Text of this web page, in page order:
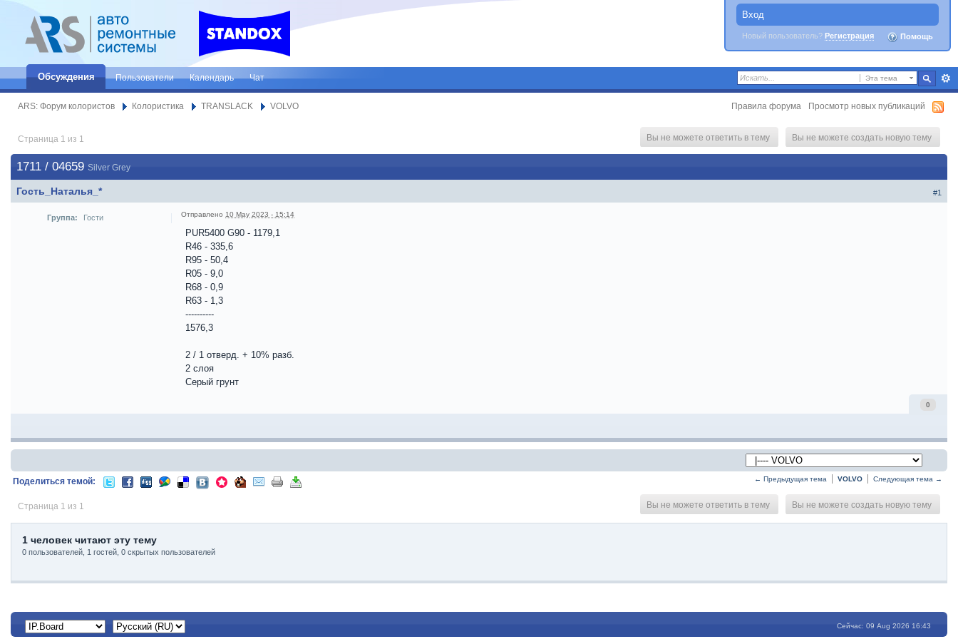
Вход
Новый пользователь? Регистрация Помощь
Эта тема
Обсуждения Пользователи Календарь Чат
ARS: Форум колористов Колористика TRANSLACK VOLVO Правила форума Просмотр новых публикаций
Страница 1 из 1 Вы не можете создать новую тему
Вы не можете ответить в тему
1711 / 04659 Silver Grey
#1
Гость_Наталья_*
Группа: Гости Отправлено 10 May 2023 - 15:14
PUR5400 G90 - 1179,1
R46 - 335,6
R95 - 50,4
R05 - 9,0
R68 - 0,9
R63 - 1,3
----------
1576,3
2 / 1 отверд. + 10% разб.
2 слоя
Серый грунт
0
← Предыдущая тема VOLVO Следующая тема →
Поделиться темой:
Страница 1 из 1 Вы не можете создать новую тему
Вы не можете ответить в тему
1 человек читают эту тему
0 пользователей, 1 гостей, 0 скрытых пользователей
Сейчас: 09 Aug 2026 16:43